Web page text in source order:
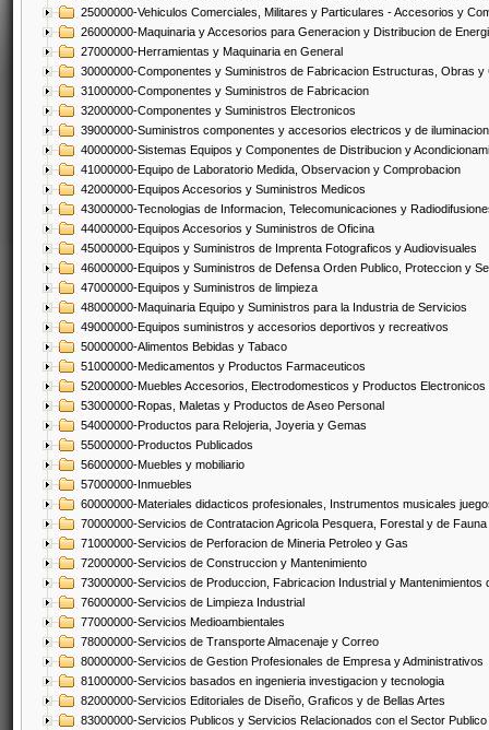
25000000-Vehiculos Comerciales, Militares y Particulares - Accesorios y
26000000-Maquinaria y Accesorios para Generacion y Distribucion de
27000000-Herramientas y Maquinaria en General
30000000-Componentes y Suministros de Fabricacion Estructuras, Obras
31000000-Componentes y Suministros de Fabricacion
32000000-Componentes y Suministros Electronicos
39000000-Suministros componentes y accesorios electricos y de iluminacion
40000000-Sistemas Equipos y Componentes de Distribucion y
41000000-Equipo de Laboratorio Medida, Observacion y Comprobacion
42000000-Equipos Accesorios y Suministros Medicos
43000000-Tecnologias de Informacion, Telecomunicaciones y
44000000-Equipos Accesorios y Suministros de Oficina
45000000-Equipos y Suministros de Imprenta Fotograficos y Audiovisuales
46000000-Equipos y Suministros de Defensa Orden Publico, Proteccion y
47000000-Equipos y Suministros de limpieza
48000000-Maquinaria Equipo y Suministros para la Industria de Servicios
49000000-Equipos suministros y accesorios deportivos y recreativos
50000000-Alimentos Bebidas y Tabaco
51000000-Medicamentos y Productos Farmaceuticos
52000000-Muebles Accesorios, Electrodomesticos y Productos Electronicos
53000000-Ropas, Maletas y Productos de Aseo Personal
54000000-Productos para Relojeria, Joyeria y Gemas
55000000-Productos Publicados
56000000-Muebles y mobiliario
57000000-Inmuebles
60000000-Materiales didacticos profesionales, Instrumentos musicales
70000000-Servicios de Contratacion Agricola Pesquera, Forestal y de Fauna
71000000-Servicios de Perforacion de Mineria Petroleo y Gas
72000000-Servicios de Construccion y Mantenimiento
73000000-Servicios de Produccion, Fabricacion Industrial y Mantenimientos
76000000-Servicios de Limpieza Industrial
77000000-Servicios Medioambientales
78000000-Servicios de Transporte Almacenaje y Correo
80000000-Servicios de Gestion Profesionales de Empresa y Administrativos
81000000-Servicios basados en ingenieria investigacion y tecnologia
82000000-Servicios Editoriales de Diseño, Graficos y de Bellas Artes
83000000-Servicios Publicos y Servicios Relacionados con el Sector Publico